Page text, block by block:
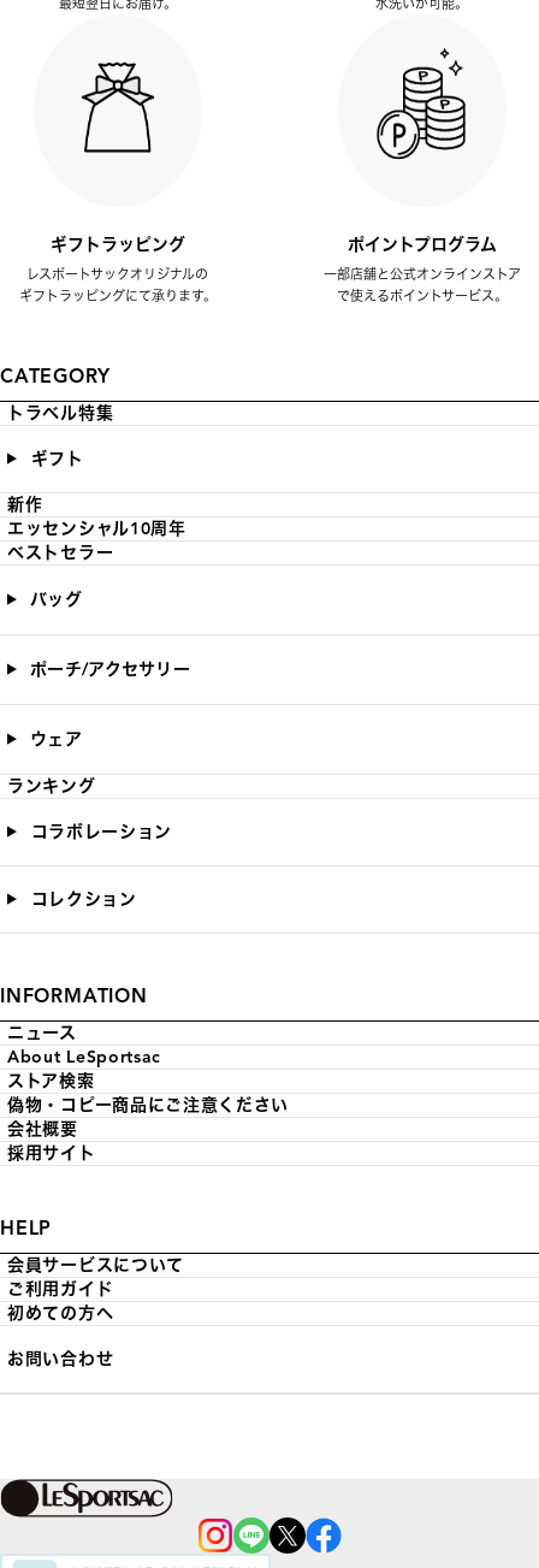
ギフトラッピング
レスポートサックオリジナルの
ギフトラッピングにて承ります。
ポイントプログラム
一部店舗と公式オンラインストア
で使えるポイントサービス。
CATEGORY
トラベル特集
ギフト
新作
エッセンシャル10周年
ベストセラー
バッグ
ポーチ/アクセサリー
ウェア
ランキング
コラボレーション
コレクション
INFORMATION
ニュース
About LeSportsac
ストア検索
偽物・コピー商品にご注意ください
会社概要
採用サイト
HELP
会員サービスについて
ご利用ガイド
初めての方へ
お問い合わせ